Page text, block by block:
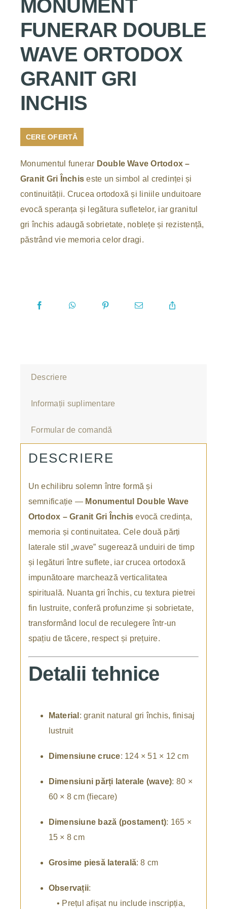
MONUMENT
FUNERAR DOUBLE
WAVE ORTODOX
GRANIT GRI
INCHIS
CERE OFERTĂ
Monumentul funerar Double Wave Ortodox –
Granit Gri Închis este un simbol al credinței și
continuității. Crucea ortodoxă și liniile unduitoare
evocă speranța și legătura sufletelor, iar granitul
gri închis adaugă sobrietate, noblețe și rezistență,
păstrând vie memoria celor dragi.
Descriere
Informații suplimentare
Formular de comandă
DESCRIERE
Un echilibru solemn între formă și
semnificație — Monumentul Double Wave
Ortodox – Granit Gri Închis evocă credința,
memoria și continuitatea. Cele două părți
laterale stil „wave” sugerează unduiri de timp
și legături între suflete, iar crucea ortodoxă
impunătoare marchează verticalitatea
spirituală. Nuanta gri închis, cu textura pietrei
fin lustruite, conferă profunzime și sobrietate,
transformând locul de reculegere într-un
spațiu de tăcere, respect și prețuire.
Detalii tehnice
Material : granit natural gri închis, finisaj
lustruit
Dimensiune cruce: 124 × 51 × 12 cm
Dimensiuni părți laterale (wave): 80 ×
60 × 8 cm (fiecare)
Dimensiune bază (postament): 165 ×
15 × 8 cm
Grosime piesă laterală: 8 cm
Observații:
• Prețul afișat nu include inscripția,